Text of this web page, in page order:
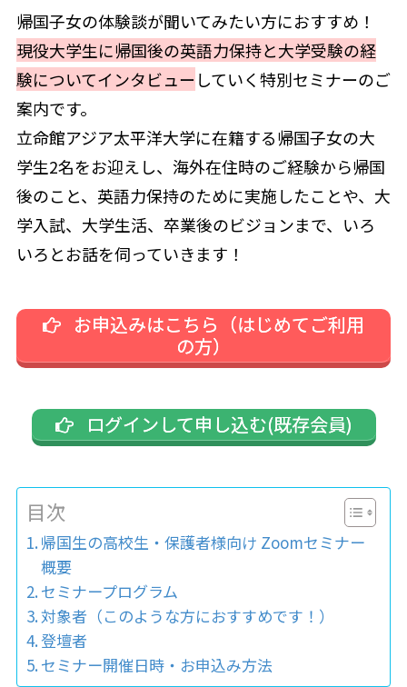
帰国子女の体験談が聞いてみたい方におすすめ！
現役大学生に帰国後の英語力保持と大学受験の経
験についてインタビュー していく特別セミナーのご
案内です。
立命館アジア太平洋大学に在籍する帰国子女の大
学生2名をお迎えし、海外在住時のご経験から帰国
後のこと、英語力保持のために実施したことや、大
学入試、大学生活、卒業後のビジョンまで、いろ
いろとお話を伺っていきます！
お申込みはこちら（はじめてご利用
の方）
ログインして申し込む(既存会員)
目次
帰国生の高校生・保護者様向け Zoomセミナー
概要
セミナープログラム
対象者（このような方におすすめです！）
登壇者
セミナー開催日時・お申込み方法